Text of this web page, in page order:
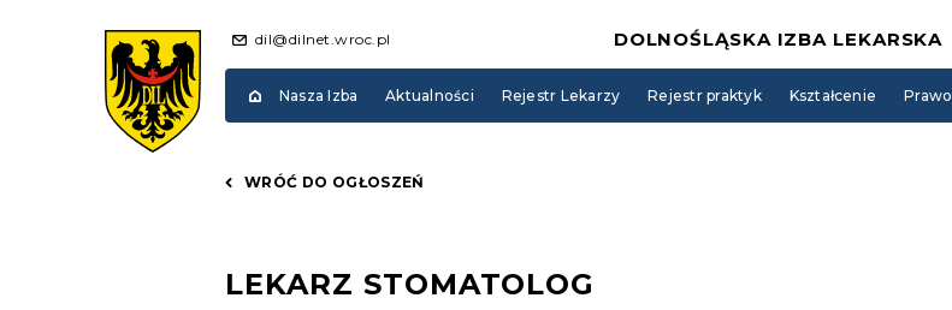
dil@dilnet.wroc.pl DOLNOŚLĄSKA IZBA LEKARSKA
Nasza Izba Aktualności Rejestr Lekarzy Rejestr praktyk Kształcenie Prawo
WRÓĆ DO OGŁOSZEŃ
LEKARZ STOMATOLOG